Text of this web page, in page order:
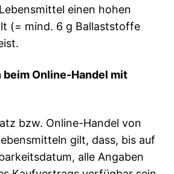
einen hohen
(= mind. 6 g Ballaststoffe
Online-Handel mit
bzw. Online-Handel von
gilt, dass, bis auf
alle Angaben